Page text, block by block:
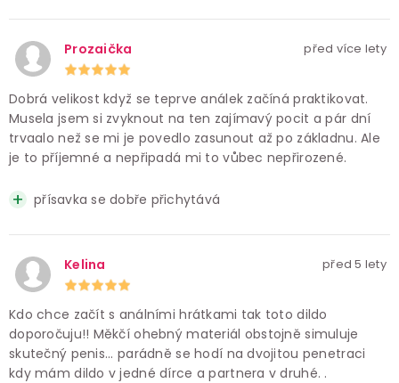
Prozaička před více lety
Dobrá velikost když se teprve análek začíná praktikovat.
Musela jsem si zvyknout na ten zajímavý pocit a pár dní
trvaalo než se mi je povedlo zasunout až po základnu. Ale
je to příjemné a nepřipadá mi to vůbec nepřirozené.
přísavka se dobře přichytává
Kelina před 5 lety
Kdo chce začít s análními hrátkami tak toto dildo
doporočuju!! Měkčí ohebný materiál obstojně simuluje
skutečný penis... parádně se hodí na dvojitou penetraci
kdy mám dildo v jedné dírce a partnera v druhé. .